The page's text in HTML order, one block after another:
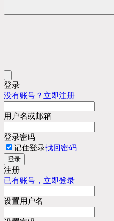
登录
没有账号？立即注册
用户名或邮箱
登录密码
记住登录找回密码
登录
注册
已有账号，立即登录
设置用户名